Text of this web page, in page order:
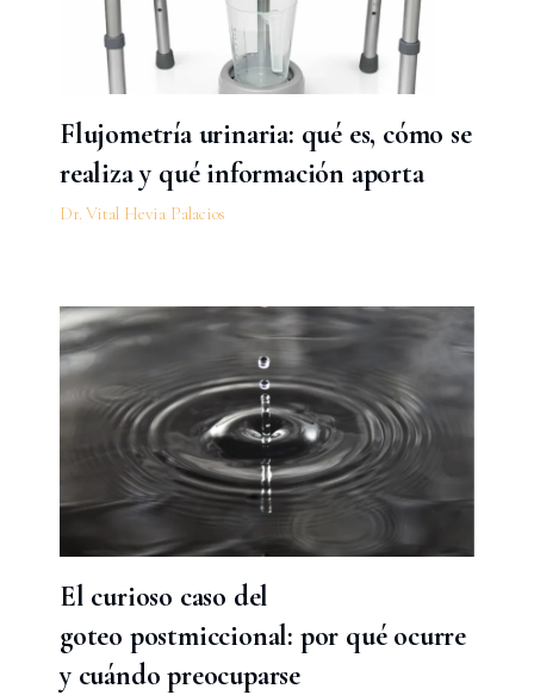
Flujometría urinaria: qué es, cómo se
realiza y qué información aporta
Dr. Vital Hevia Palacios
El curioso caso del
goteo postmiccional: por qué ocurre
y cuándo preocuparse